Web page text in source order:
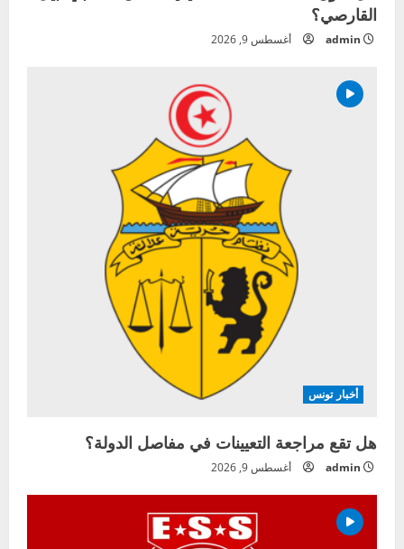
القارصي؟
admin أغسطس 9, 2026
أخبار تونس
هل تقع مراجعة التعيينات في مفاصل الدولة؟
admin أغسطس 9, 2026